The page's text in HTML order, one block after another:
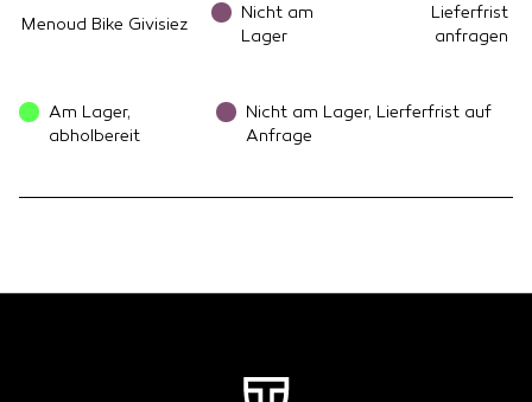
Menoud Bike Givisiez
Nicht am
Lager
Lieferfrist
anfragen
Am Lager,
abholbereit
Nicht am Lager, Lierferfrist auf
Anfrage